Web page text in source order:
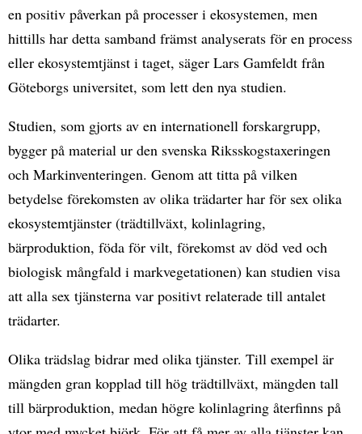
en positiv påverkan på processer i ekosystemen, men
hittills har detta samband främst analyserats för en process
eller ekosystemtjänst i taget, säger Lars Gamfeldt från
Göteborgs universitet, som lett den nya studien.
Studien, som gjorts av en internationell forskargrupp,
bygger på material ur den svenska Riksskogstaxeringen
och Markinventeringen. Genom att titta på vilken
betydelse förekomsten av olika trädarter har för sex olika
ekosystemtjänster (trädtillväxt, kolinlagring,
bärproduktion, föda för vilt, förekomst av död ved och
biologisk mångfald i markvegetationen) kan studien visa
att alla sex tjänsterna var positivt relaterade till antalet
trädarter.
Olika trädslag bidrar med olika tjänster. Till exempel är
mängden gran kopplad till hög trädtillväxt, mängden tall
till bärproduktion, medan högre kolinlagring återfinns på